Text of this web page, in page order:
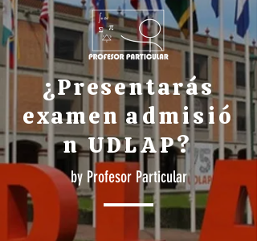
¿Presentarás
examenadmisió
n UDLAP?
by Profesor Particular